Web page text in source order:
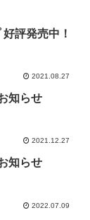
評発売中！
2021.08.27
知らせ
2021.12.27
知らせ
2022.07.09